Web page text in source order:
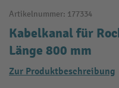
Artikelnummer: 177334
Kabelkanal für
Länge 800 mm
Zur Produktbeschreibung